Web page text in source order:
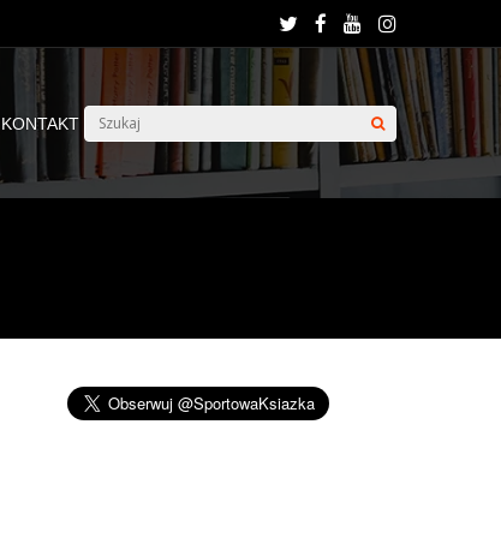
KONTAKT